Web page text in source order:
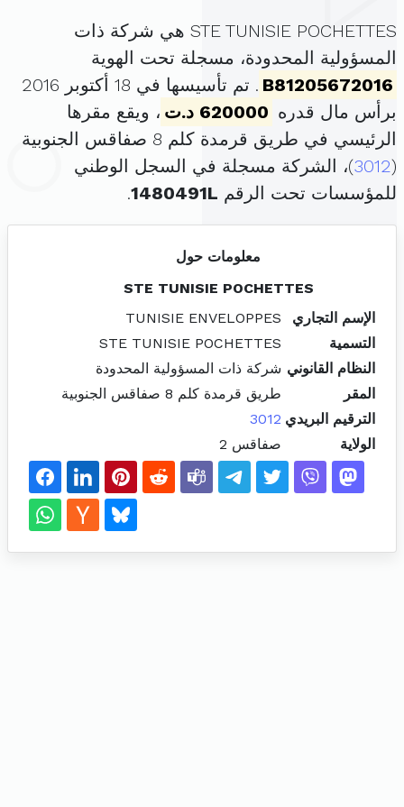
STE TUNISIE POCHETTES هي شركة ذات
المسؤولية المحدودة، مسجلة تحت الهوية
B81205672016
. تم تأسيسها في 18 أكتوبر 2016
برأس مال قدره 620000 د.ت
، ويقع مقرها
الرئيسي في طريق قرمدة كلم 8 صفاقس الجنوبية
(
3012)، الشركة مسجلة في السجل الوطني
للمؤسسات تحت الرقم 1480491L
.
معلومات حول
STE TUNISIE POCHETTES
الإسم التجاري
TUNISIE ENVELOPPES
التسمية
STE TUNISIE POCHETTES
النظام القانوني شركة ذات المسؤولية المحدودة
المقر
طريق قرمدة كلم 8 صفاقس الجنوبية
الترقيم البريدي 3012
الولاية
صفاقس 2